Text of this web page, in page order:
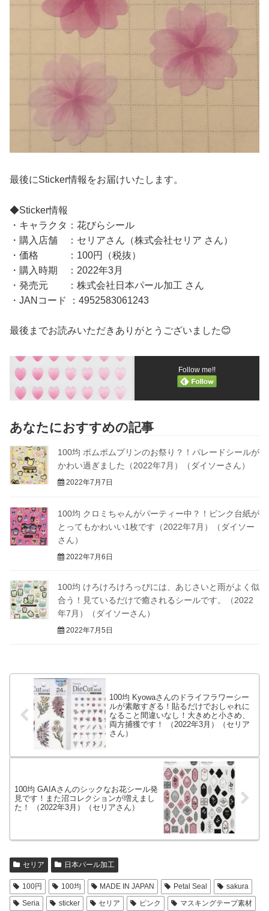
最後にSticker情報をお届けいたします。
◆Sticker情報
・キャラクタ：花びらシール
・購入店舗 ：セリアさん（株式会社セリア さん）
・価格 ：100円（税抜）
・購入時期 ：2022年3月
・発売元 ：株式会社日本パール加工 さん
・JANコード ：4952583061243
最後までお読みいただきありがとうございました😊
Follow me!!
あなたにおすすめの記事
100均 ポムポムプリンのお祭り？！パレードシールが
かわい過ぎました（2022年7月）（ダイソーさん）
2022年7月7日
100均 クロミちゃんがパーティー中？！ピンク台紙が
とってもかわいい1枚です（2022年7月）（ダイソー
さん）
2022年7月6日
100均 けろけろけろっぴには、あじさいと雨がよく似
合う！見ているだけで癒されるシールです。（2022
年7月）（ダイソーさん）
2022年7月5日
100均 Kyowaさんのドライフラワーシー
ルが素敵すぎる！貼るだけでおしゃれに
なること間違いなし！大きめと小さめ、
両方捕獲です！ （2022年3月）（セリア
さん）
100均 GAIAさんのシックなお花シール発
見です！また沼コレクションが増えまし
た！ （2022年3月）（セリアさん）
セリア 日本パール加工
100円 100均 MADE IN JAPAN Petal Seal
sakura
Seria
sticker セリア ピンク マスキングテープ素材